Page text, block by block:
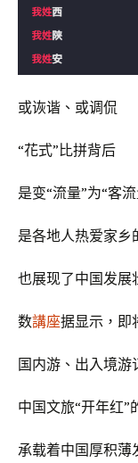
或诙谐、或调侃
“花式”比拼背后
是变“流量”为“客
是各地人热爱家乡
也展现了中国发展
数講座据显示，即
国内游、出入境游
中国文旅“开年红”
承载着中国厚积薄